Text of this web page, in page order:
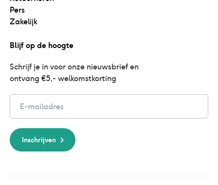
Pers
Zakelijk
Blijf op de hoogte
Schrijf je in voor onze nieuwsbrief en
ontvang €5,- welkomstkorting
Inschrijven